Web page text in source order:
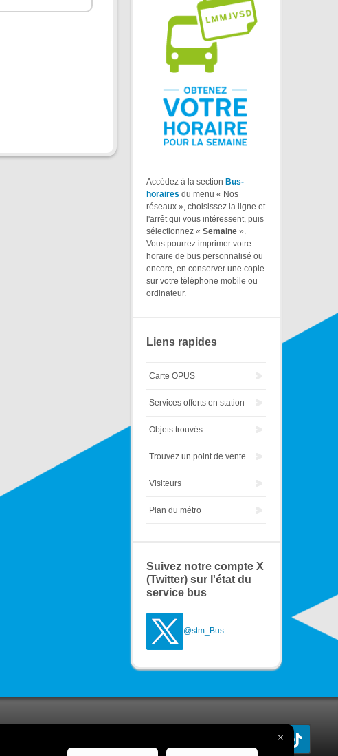
Accédez à la section Bus-
horaires du menu « Nos
réseaux », choisissez la ligne et
l'arrêt qui vous intéressent, puis
sélectionnez « Semaine ».
Vous pourrez imprimer votre
horaire de bus personnalisé ou
encore, en conserver une copie
sur votre téléphone mobile ou
ordinateur.
Liens rapides
Carte OPUS
Services offerts en station
Objets trouvés
Trouvez un point de vente
Visiteurs
Plan du métro
Suivez notre compte X
(Twitter) sur l'état du
service bus
@stm_Bus